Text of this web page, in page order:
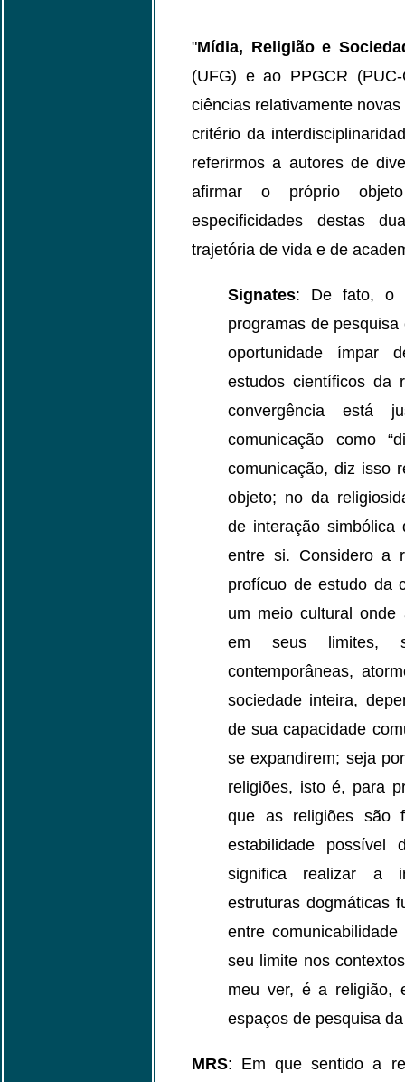
"Mídia, Religião e
(UFG) e ao PPGCR
ciências relativamente
critério da
referirmos a autores de
afirmar o próprio
especificidades destas
trajetória de vida e de
Signates: De fato, o
programas de
oportunidade ímpar
estudos científicos da
convergência está
comunicação como
comunicação, diz isso
objeto; no da
de interação
entre si. Considero a
profícuo de estudo da
um meio cultural onde
em seus limites,
contemporâneas,
sociedade inteira,
de sua capacidade
se expandirem; seja
religiões, isto é, para
que as religiões são
estabilidade possível
significa realizar a
estruturas dogmáticas
entre
seu limite nos
meu ver, é a religião,
espaços de pesquisa
MRS: Em que sentido a